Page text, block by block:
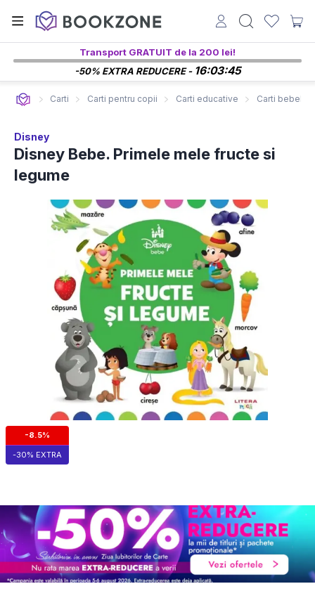
Transport GRATUIT de la 200 lei!
-50% EXTRA REDUCERE - 16:03:44
Carti Carti pentru copii Carti educative Carti bebelusi
Disney
Disney Bebe. Primele mele fructe si
legume
-8.5%
-30% EXTRA